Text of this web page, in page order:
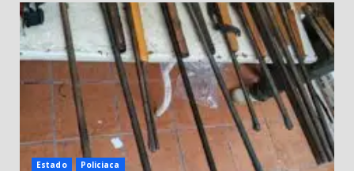
Emboscada a policías en Yuriria
31 de julio de 2026
Envía Gobierno de la Gente más
de 77 mil
Estado Policiaca